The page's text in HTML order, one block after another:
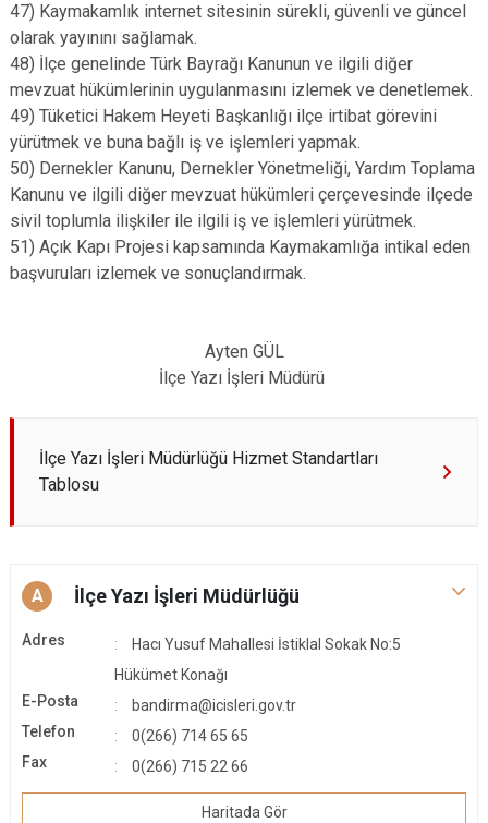
47) Kaymakamlık internet sitesinin sürekli, güvenli ve güncel
olarak yayınını sağlamak.
48) İlçe genelinde Türk Bayrağı Kanunun ve ilgili diğer
mevzuat hükümlerinin uygulanmasını izlemek ve denetlemek.
49) Tüketici Hakem Heyeti Başkanlığı ilçe irtibat görevini
yürütmek ve buna bağlı iş ve işlemleri yapmak.
50) Dernekler Kanunu, Dernekler Yönetmeliği, Yardım Toplama
Kanunu ve ilgili diğer mevzuat hükümleri çerçevesinde ilçede
sivil toplumla ilişkiler ile ilgili iş ve işlemleri yürütmek.
51) Açık Kapı Projesi kapsamında Kaymakamlığa intikal eden
başvuruları izlemek ve sonuçlandırmak.
Ayten GÜL
İlçe Yazı İşleri Müdürü
İlçe Yazı İşleri Müdürlüğü Hizmet Standartları
Tablosu
A İlçe Yazı İşleri Müdürlüğü
Adres
Hacı Yusuf Mahallesi İstiklal Sokak No:5
Hükümet Konağı
E-Posta
bandirma@icisleri.gov.tr
Telefon
0(266) 714 65 65
Fax
0(266) 715 22 66
Haritada Gör